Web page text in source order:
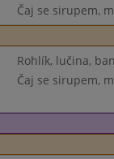
Čaj se sirupem,
Rohlík, lučina,
Čaj se sirupem,